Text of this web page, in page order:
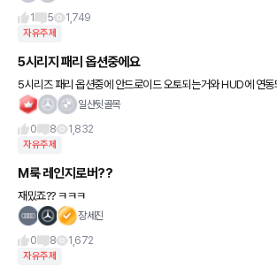
1
5 1,749
자유주제
5시리지 패리 옵션중에요
5시리즈 패리 옵션중에 안드로이드 오토되는거와 HUD에 연동되는거 현행 ID7 탑재된
차량에도 적용이될까요 아니면 추후에 출고되는 차량부터 적용될까요 카페에서는 7월출
일산뒷골목
0
8 1,832
자유주제
M룩 레인지로버??
재밌죠?? ㅋㅋㅋ
장세진
0
8 1,672
자유주제